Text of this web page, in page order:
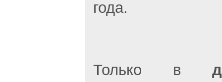
года.
Только в